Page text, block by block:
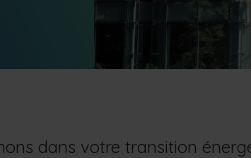
dans votre transition